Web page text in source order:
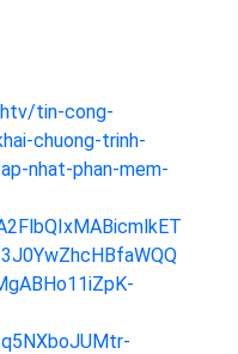
tin-cong-
chuong-trinh-
nhat-phan-mem-